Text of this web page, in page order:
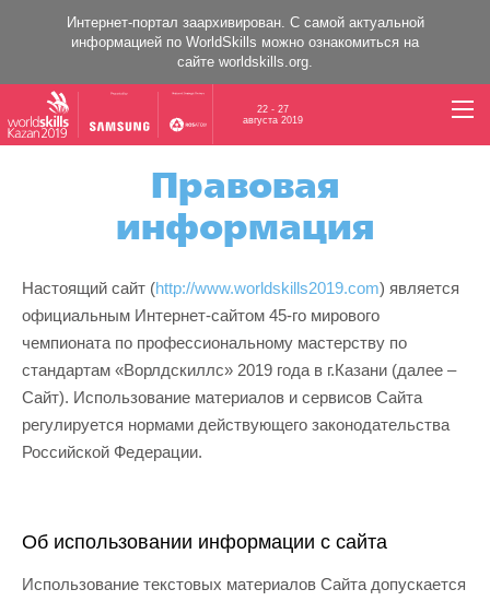
Интернет-портал заархивирован. C самой актуальной
информацией по WorldSkills можно ознакомиться на
сайте worldskills.org
22 - 27
августа 2019
Правовая
информация
Настоящий сайт (http://www.worldskills2019.com) является
официальным Интернет-сайтом 45-го мирового
чемпионата по профессиональному мастерству по
стандартам «Ворлдскиллс» 2019 года в г.Казани (далее –
Сайт). Использование материалов и сервисов Сайта
регулируется нормами действующего законодательства
Российской Федерации.
Об использовании информации с сайта
Использование текстовых материалов Сайта допускается